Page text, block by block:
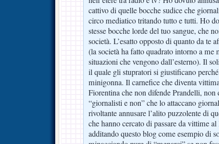
cattivo di quelle bocche sudice che
circo mediatico tritando tutto e tutti. Ho
stesse bocche lorde del tuo sangue, che
società. L’esatto opposto di quanto da te
(la società ha fatto quadrato intorno a me
situazioni che vengono dall’esterno). Il
il quale gli stupratori si giustificano
minigonna. Il carnefice che diventa
Fiorentina che non difende Prandelli, non
“giornalisti e non” che lo attaccano
rivoltante annusare l’alito puzzolente di
che hanno cercato di passare da vittime
additando questo blog come esempio di